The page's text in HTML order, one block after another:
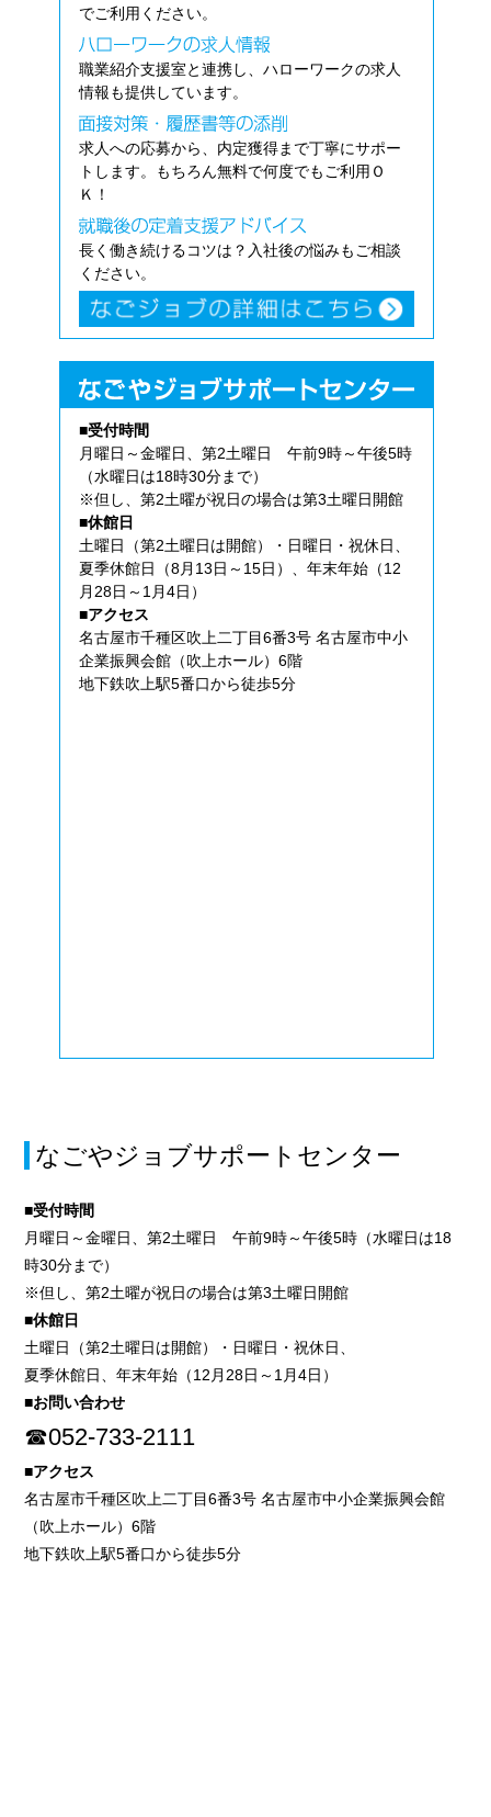
でご利用ください。
職業紹介支援室と連携し、ハローワークの求人
情報も提供しています。
求人への応募から、内定獲得まで丁寧にサポー
トします。もちろん無料で何度でもご利用Ｏ
Ｋ！
長く働き続けるコツは？入社後の悩みもご相談
ください。
■受付時間
月曜日～金曜日、第2土曜日 午前9時～午後5時
（水曜日は18時30分まで）
※但し、第2土曜が祝日の場合は第3土曜日開館
■休館日
土曜日（第2土曜日は開館）・日曜日・祝休日、
夏季休館日（8月13日～15日）、年末年始（12
月28日～1月4日）
■アクセス
名古屋市千種区吹上二丁目6番3号 名古屋市中小
企業振興会館（吹上ホール）6階
地下鉄吹上駅5番口から徒歩5分
なごやジョブサポートセンター
■受付時間
月曜日～金曜日、第2土曜日 午前9時～午後5時（水曜日は18
時30分まで）
※但し、第2土曜が祝日の場合は第3土曜日開館
■休館日
土曜日（第2土曜日は開館）・日曜日・祝休日、
夏季休館日、年末年始（12月28日～1月4日）
■お問い合わせ
☎052-733-2111
■アクセス
名古屋市千種区吹上二丁目6番3号 名古屋市中小企業振興会館
（吹上ホール）6階
地下鉄吹上駅5番口から徒歩5分